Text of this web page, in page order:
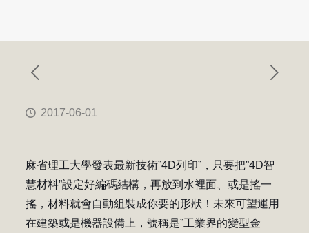
2017-06-01
麻省理工大學發表最新技術”4D列印”，只要把”4D智
慧材料”設定好編碼結構，再放到水裡面、或是搖一
搖，材料就會自動組裝成你要的形狀！未來可望運用
在建築或是機器設備上，號稱是”工業界的變型金